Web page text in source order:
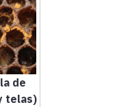
de
telas)